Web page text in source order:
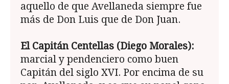
aquello de que Avellaneda siempre fue
más de Don Luis que de Don Juan.
El Capitán Centellas (Diego Morales):
marcial y pendenciero como buen
Capitán del siglo XVI. Por encima de su